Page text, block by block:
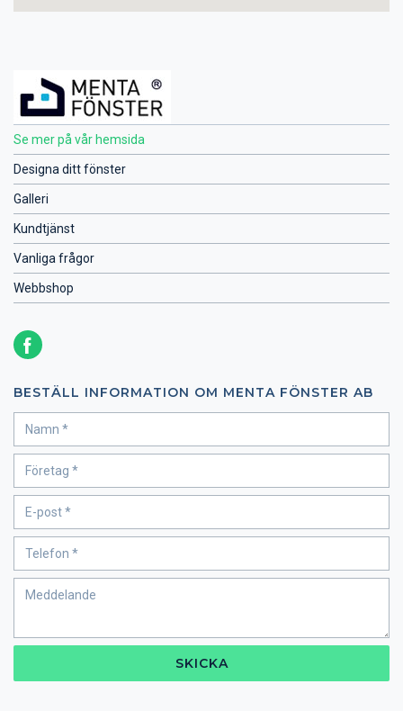
Se mer på vår hemsida
Designa ditt fönster
Galleri
Kundtjänst
Vanliga frågor
Webbshop
BESTÄLL INFORMATION OM MENTA FÖNSTER AB
SKICKA